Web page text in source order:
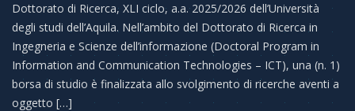
Dottorato di Ricerca, XLI ciclo, a.a. 2025/2026 dell’Università
degli studi dell’Aquila. Nell’ambito del Dottorato di Ricerca in
Ingegneria e Scienze dell’informazione (Doctoral Program in
Information and Communication Technologies – ICT), una (n. 1)
borsa di studio è finalizzata allo svolgimento di ricerche aventi a
oggetto […]